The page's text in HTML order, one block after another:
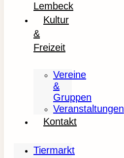
Lembeck
Kultur
&
Freizeit
Vereine
&
Gruppen
Veranstaltungen
Kontakt
Tiermarkt